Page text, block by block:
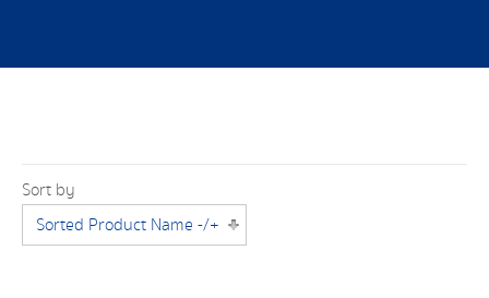
Sort by
Sorted Product Name -/+